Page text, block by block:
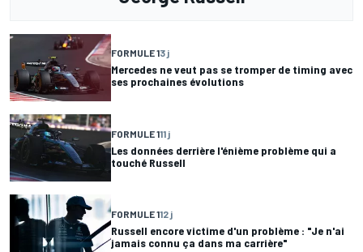
FORMULE 13 j
Mercedes ne veut pas se tromper de timing avec
ses prochaines évolutions
FORMULE 111 j
Les données derrière l'énième problème qui a
touché Russell
FORMULE 112 j
Russell encore victime d'un problème : "Je n'ai
jamais connu ça dans ma carrière"